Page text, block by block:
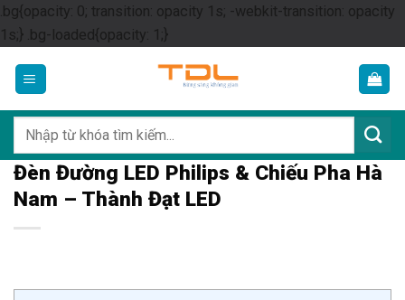
.bg{opacity: 0; transition: opacity 1s; -webkit-transition: opacity
1s;} .bg-loaded{opacity: 1;}Skip
content
kiếm:
Đèn Đường LED Philips & Chiếu Pha Hà
Nam – Thành Đạt LED